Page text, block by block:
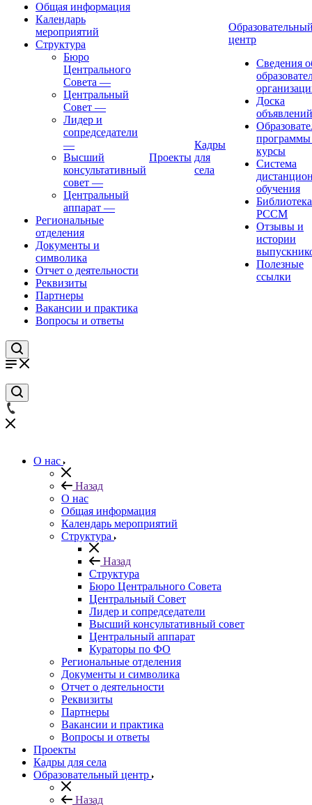
Общая информация
Календарь
мероприятий
Структура
Бюро
Центрального
Совета —
Центральный
Совет —
Лидер и
сопредседатели
—
Высший
консультативный
совет —
Центральный
аппарат —
Региональные
отделения
Документы и
символика
Отчет о деятельности
Реквизиты
Партнеры
Вакансии и практика
Вопросы и ответы
Проекты
Кадры
для
села
центр
Сведения
Доска
объявлений
курсы
Система
обучения
Библиотека
РССМ
Отзывы и
истории
Полезные
ссылки
О нас
Назад
О нас
Общая информация
Календарь мероприятий
Структура
Назад
Структура
Бюро Центрального Совета
Центральный Совет
Лидер и сопредседатели
Высший консультативный совет
Центральный аппарат
Кураторы по ФО
Региональные отделения
Документы и символика
Отчет о деятельности
Реквизиты
Партнеры
Вакансии и практика
Вопросы и ответы
Проекты
Кадры для села
Образовательный центр
Назад